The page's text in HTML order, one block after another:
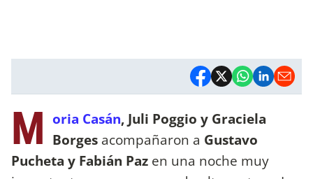
M oria Casán, Juli Poggio y Graciela
Borges acompañaron a Gustavo
Pucheta y Fabián Paz en una noche muy